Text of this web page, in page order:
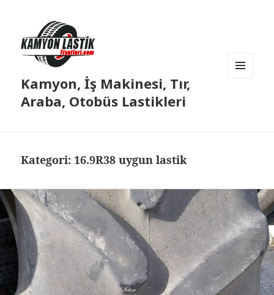
Kamyon, İş Makinesi, Tır,
Araba, Otobüs Lastikleri
Kategori:16.9R38 uygun lastik